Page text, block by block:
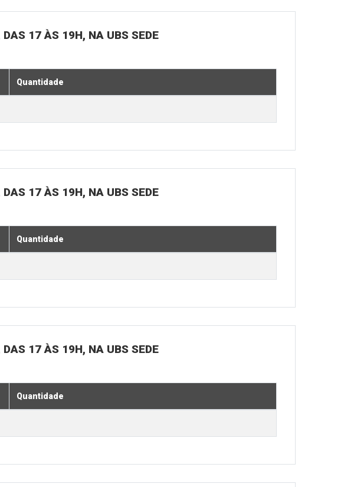
17 ÀS 19H, NA UBS SEDE
Quantidade
17 ÀS 19H, NA UBS SEDE
Quantidade
17 ÀS 19H, NA UBS SEDE
Quantidade